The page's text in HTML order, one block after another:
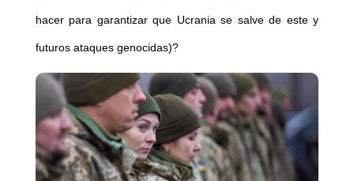
hacer para garantizar que Ucrania se salve de este y
futuros ataques genocidas)?